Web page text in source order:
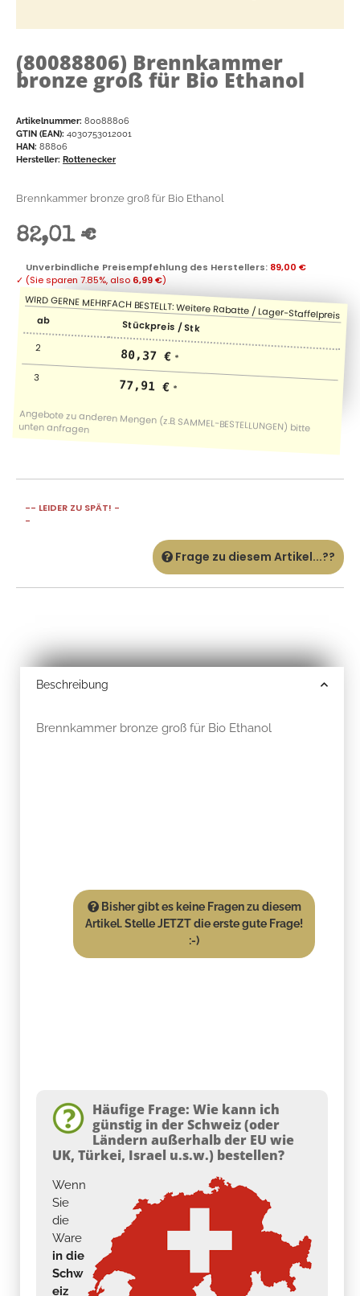
(80088806) Brennkammer
bronze groß für Bio Ethanol
Artikelnummer: 80088806
GTIN (EAN): 4030753012001
HAN: 88806
Hersteller: Rottenecker
Brennkammer bronze groß für Bio Ethanol
82,01 €
Unverbindliche Preisempfehlung des Herstellers: 89,00 €
✓ (Sie sparen 7.85%, also 6,99 €)
ab Stückpreis / Stk
2 80,37 € *
3 77,91 € *
-- LEIDER ZU SPÄT! -
-
Frage zu diesem Artikel...??
Beschreibung
Brennkammer bronze groß für Bio Ethanol
Bisher gibt es keine Fragen zu diesem
Artikel. Stelle JETZT die erste gute Frage!
:-)
Häufige Frage: Wie kann ich
günstig in der Schweiz (oder
Ländern außerhalb der EU wie
UK, Türkei, Israel u.s.w.) bestellen?
Wenn
Sie
die
Ware
in die
Schw
eiz